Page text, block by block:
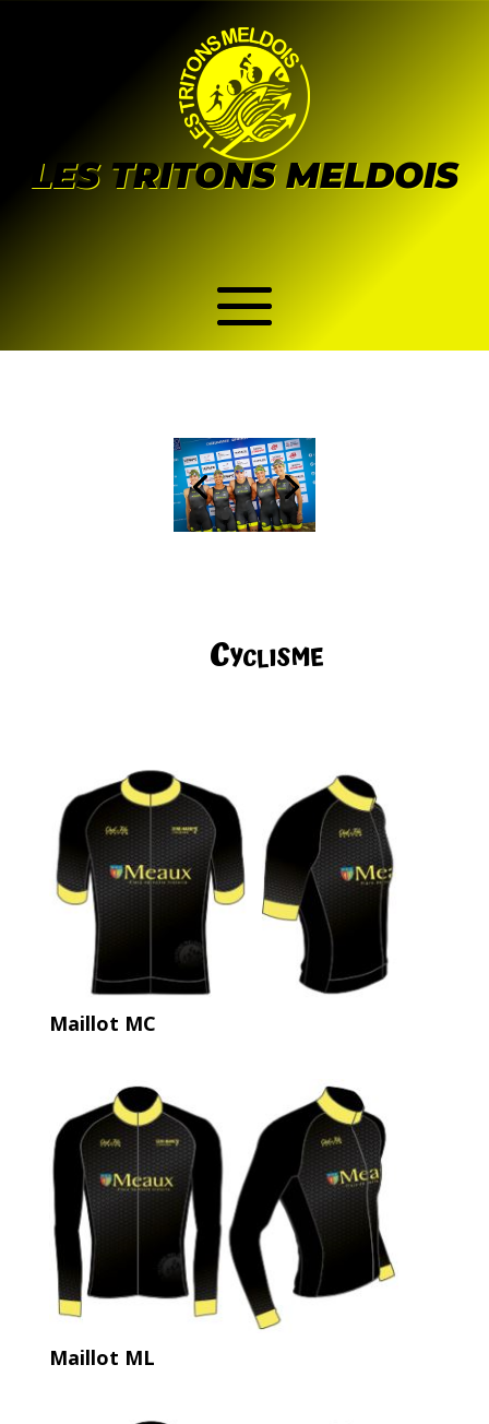
LES TRITONS MELDOIS
Cyclisme
Maillot MC
Maillot ML